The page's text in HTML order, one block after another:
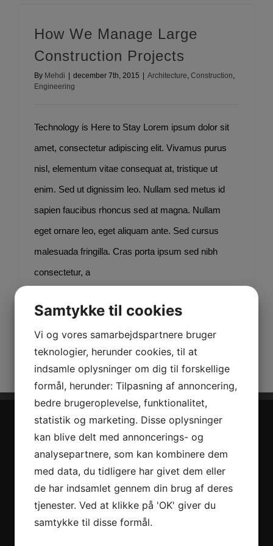
How We Manage Large
Construction Projects
By Mehdi | december 7th, 2015 | Architecture Construction
Engineering
Technology is Here to Stay Lorem ipsum dolor sit
amet, consectetur adipiscing elit. Vivamus purus
nisl, elementum vitae consequat at, tristique ut
enim. Sed ut dignissim leo. Nullam sed metus id
sapien faucibus rhoncus sed at magna. Nullam
eget ornare leo, eget aliquam ante. Sed cursus
malesuada fringilla. Cras porta ipsum sed nibh
consectetur, a
Læs mere
Jysk Tagpap ApS er et selskab der har eksisteret siden
2007. Selskabet beskæftiger 10 funktionærer og ca. 43
Samtykke til cookies
Vi og vores samarbejdspartnere bruger
teknologier, herunder cookies, til at
indsamle oplysninger om dig til forskellige
formål, herunder: Tilpasning af annoncering,
bedre brugeroplevelse, funktionalitet,
statistik og marketing. Disse oplysninger
kan blive delt med annoncerings- og
analysepartnere, som kan kombinere dem
med data, du tidligere har givet dem eller
de har indsamlet gennem din brug af deres
tjenester. Ved at klikke på 'OK' giver du
samtykke til disse formål.